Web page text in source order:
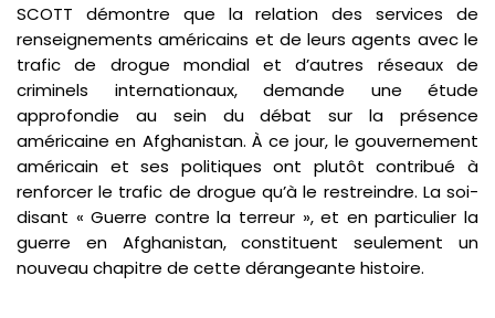
SCOTT démontre que la relation des services de
renseignements américains et de leurs agents avec le
trafic de drogue mondial et d’autres réseaux de
criminels internationaux, demande une étude
approfondie au sein du débat sur la présence
américaine en Afghanistan. À ce jour, le gouvernement
américain et ses politiques ont plutôt contribué à
renforcer le trafic de drogue qu’à le restreindre. La soi-
disant « Guerre contre la terreur », et en particulier la
guerre en Afghanistan, constituent seulement un
nouveau chapitre de cette dérangeante histoire.